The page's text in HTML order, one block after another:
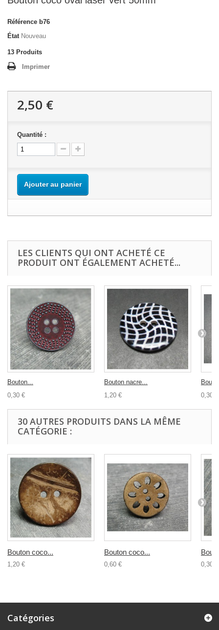
Référence b76
État Nouveau
13 Produits
Imprimer
2,50 €
Quantité :
Ajouter au panier
LES CLIENTS QUI ONT ACHETÉ CE
PRODUIT ONT ÉGALEMENT ACHETÉ...
Bouton...
0,30 €
Bouton nacre...
1,20 €
0,30 €
30 AUTRES PRODUITS DANS LA MÊME
CATÉGORIE :
Bouton coco...
1,20 €
Bouton coco...
0,60 € 0,30 €
Catégories